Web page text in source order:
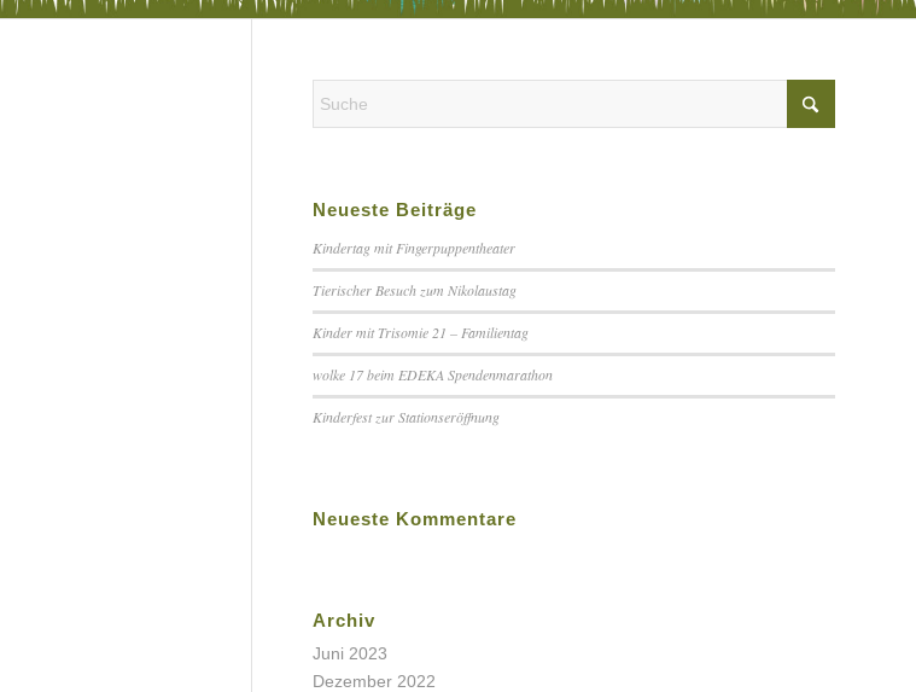
Neueste Beiträge
Kindertag mit Fingerpuppentheater
Tierischer Besuch zum Nikolaustag
Kinder mit Trisomie 21 – Familientag
wolke 17 beim EDEKA Spendenmarathon
Kinderfest zur Stationseröffnung
Neueste Kommentare
Archiv
Juni 2023
Dezember 2022